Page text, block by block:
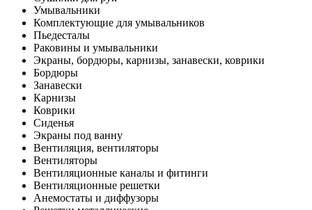
Умывальники
Комплектующие для умывальников
Пьедесталы
Раковины и умывальники
Экраны, бордюры, карнизы, занавески, коврики
Бордюры
Занавески
Карнизы
Коврики
Сиденья
Экраны под ванну
Вентиляция, вентиляторы
Вентиляторы
Вентиляционные каналы и фитинги
Вентиляционные решетки
Анемостаты и диффузоры